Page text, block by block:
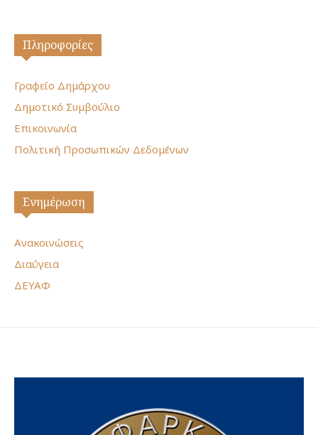
Πληροφορίες
Γραφείο Δημάρχου
Δημοτικό Συμβούλιο
Επικοινωνία
Πολιτική Προσωπικών Δεδομένων
Ενημέρωση
Ανακοινώσεις
Διαύγεια
ΔΕΥΑΦ